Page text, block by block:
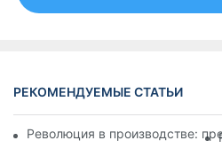
РЕКОМЕНДУЕМЫЕ СТАТЬИ
Революция в производстве: